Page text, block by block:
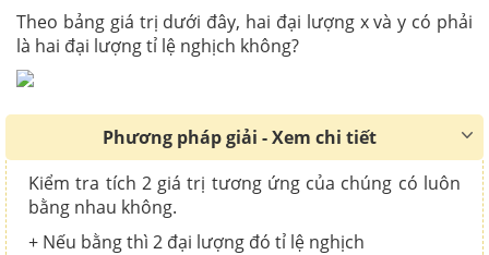
Theo bảng giá trị dưới đây, hai đại lượng x và y có phải
là hai đại lượng tỉ lệ nghịch không?
Phương pháp giải - Xem chi tiết
Kiểm tra tích 2 giá trị tương ứng của chúng có luôn
bằng nhau không.
+ Nếu bằng thì 2 đại lượng đó tỉ lệ nghịch